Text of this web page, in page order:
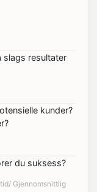
slags resultater
kunder?
du suksess?